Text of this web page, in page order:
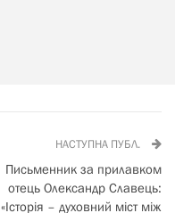
НАСТУПНА ПУБЛ.
Письменник за прилавком
отець Олександр Славець:
«Історія – духовний міст між